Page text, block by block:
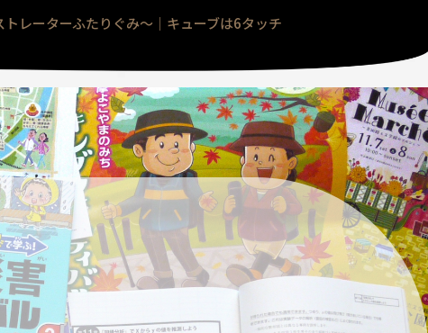
レーターふたりぐみ〜｜キューブは6タッチ